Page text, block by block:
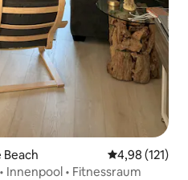
4,98 (121)
Innenpool • Fitnessraum